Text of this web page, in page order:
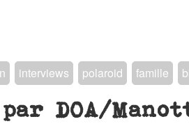
interviews polaroid famille
DOA/